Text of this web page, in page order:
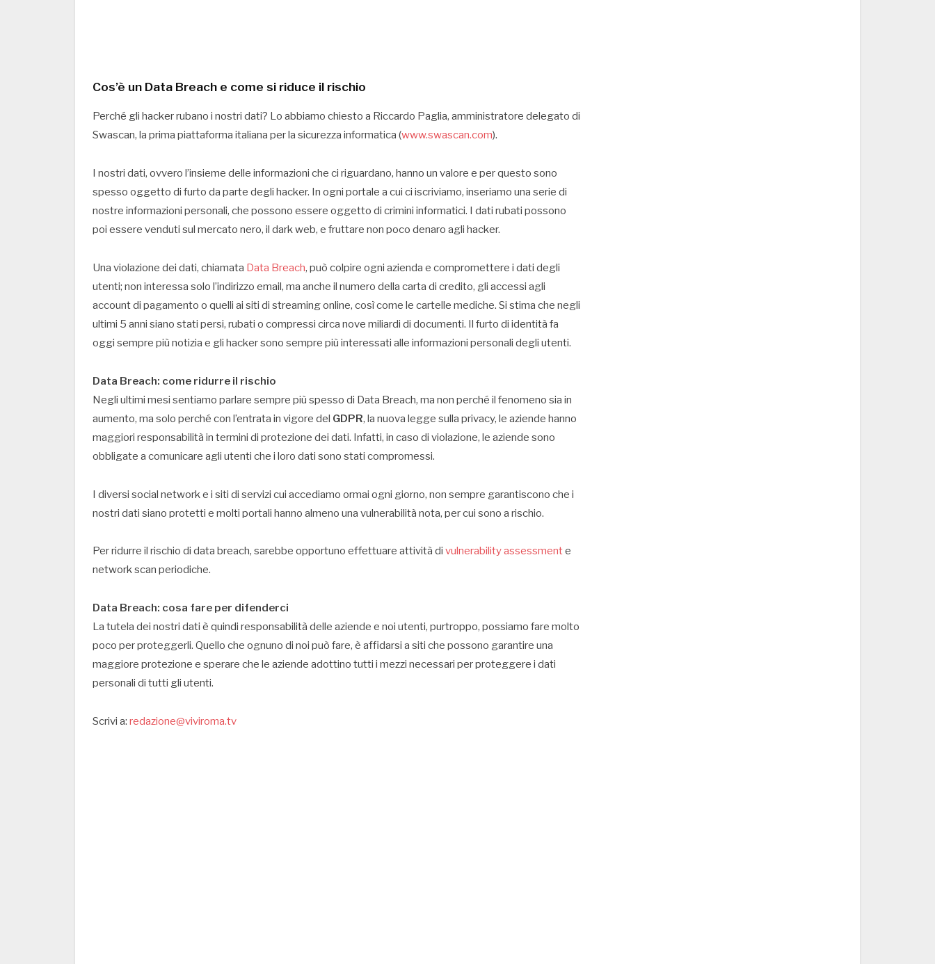
Cos’è un Data Breach e come si riduce il rischio
Perché gli hacker rubano i nostri dati? Lo abbiamo chiesto a Riccardo Paglia, amministratore delegato di
Swascan, la prima piattaforma italiana per la sicurezza informatica (www.swascan.com).
I nostri dati, ovvero l’insieme delle informazioni che ci riguardano, hanno un valore e per questo sono
spesso oggetto di furto da parte degli hacker. In ogni portale a cui ci iscriviamo, inseriamo una serie di
nostre informazioni personali, che possono essere oggetto di crimini informatici. I dati rubati possono
poi essere venduti sul mercato nero, il dark web, e fruttare non poco denaro agli hacker.
Una violazione dei dati, chiamata Data Breach, può colpire ogni azienda e compromettere i dati degli
utenti; non interessa solo l’indirizzo email, ma anche il numero della carta di credito, gli accessi agli
account di pagamento o quelli ai siti di streaming online, così come le cartelle mediche. Si stima che negli
ultimi 5 anni siano stati persi, rubati o compressi circa nove miliardi di documenti. Il furto di identità fa
oggi sempre più notizia e gli hacker sono sempre più interessati alle informazioni personali degli utenti.
Data Breach: come ridurre il rischio
Negli ultimi mesi sentiamo parlare sempre più spesso di Data Breach, ma non perché il fenomeno sia in
aumento, ma solo perché con l’entrata in vigore del GDPR, la nuova legge sulla privacy, le aziende hanno
maggiori responsabilità in termini di protezione dei dati. Infatti, in caso di violazione, le aziende sono
obbligate a comunicare agli utenti che i loro dati sono stati compromessi.
I diversi social network e i siti di servizi cui accediamo ormai ogni giorno, non sempre garantiscono che i
nostri dati siano protetti e molti portali hanno almeno una vulnerabilità nota, per cui sono a rischio.
Per ridurre il rischio di data breach, sarebbe opportuno effettuare attività di vulnerability assessmente
network scan periodiche.
Data Breach: cosa fare per difenderci
La tutela dei nostri dati è quindi responsabilità delle aziende e noi utenti, purtroppo, possiamo fare molto
poco per proteggerli. Quello che ognuno di noi può fare, è affidarsi a siti che possono garantire una
maggiore protezione e sperare che le aziende adottino tutti i mezzi necessari per proteggere i dati
personali di tutti gli utenti.
Scrivi a: redazione@viviroma.tv